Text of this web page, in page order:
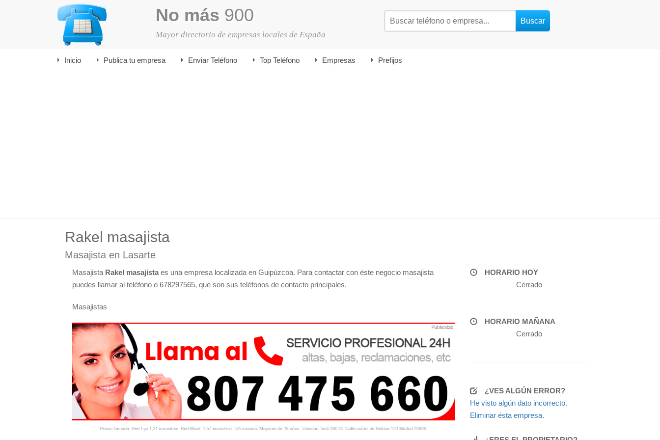
No más 900
Mayor directorio de empresas locales de España
Inicio Publica tu empresa Enviar Teléfono Top Teléfono Empresas Prefijos
Rakel masajista
Masajista en Lasarte
Masajista Rakel masajista es una empresa localizada en Guipúzcoa. Para contactar con éste negocio masajista
puedes llamar al teléfono o 678297565, que son sus teléfonos de contacto principales.
Masajistas
HORARIO HOY
Cerrado
HORARIO MAÑANA
Cerrado
¿VES ALGÚN ERROR?
He visto algún dato incorrecto.
Eliminar ésta empresa.